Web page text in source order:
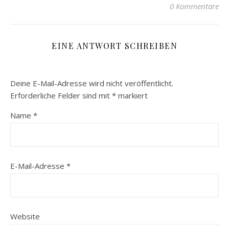
0 Kommentare
EINE ANTWORT SCHREIBEN
Deine E-Mail-Adresse wird nicht veröffentlicht.
Erforderliche Felder sind mit * markiert
Name *
E-Mail-Adresse *
Website